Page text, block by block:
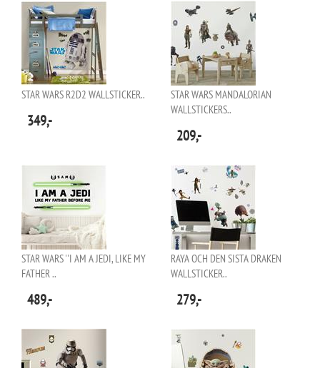
STAR WARS R2D2 WALLSTICKER..
349,-
STAR WARS MANDALORIAN
WALLSTICKERS..
209,-
STAR WARS ''I AM A JEDI, LIKE MY
FATHER ..
489,-
RAYA OCH DEN SISTA DRAKEN
WALLSTICKER..
279,-